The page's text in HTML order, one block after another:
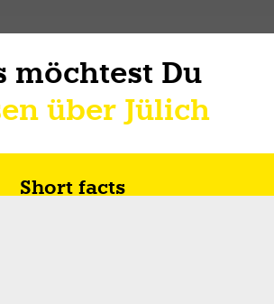
möchtest Du
über Jülich
Short facts